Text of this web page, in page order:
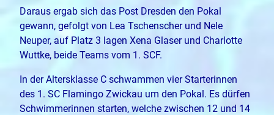
Daraus ergab sich das Post Dresden den Pokal
gewann, gefolgt von Lea Tschenscher und Nele
Neuper, auf Platz 3 lagen Xena Glaser und Charlotte
Wuttke, beide Teams vom 1. SCF.
In der Altersklasse C schwammen vier Starterinnen
des 1. SC Flamingo Zwickau um den Pokal. Es dürfen
Schwimmerinnen starten, welche zwischen 12 und 14